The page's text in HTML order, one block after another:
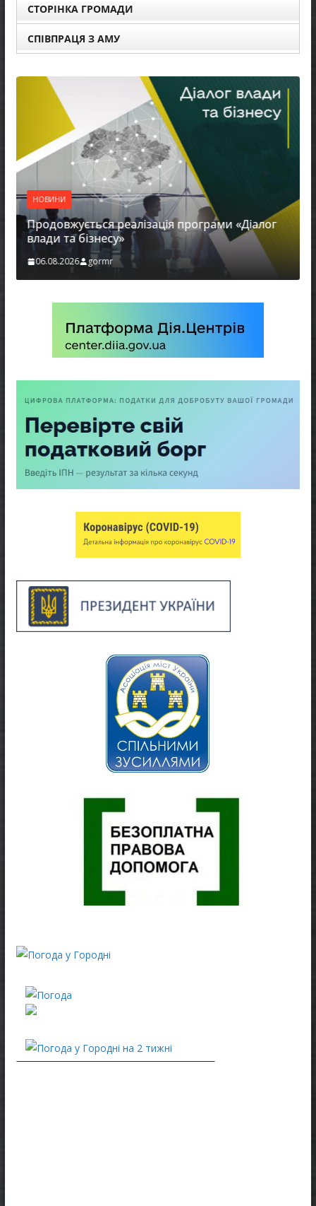
СТОРІНКА ГРОМАДИ
СПІВПРАЦЯ З АМУ
НОВИНИ
Продовжується реалізація програми «Діалог
влади та бізнесу»
06.08.2026 gormr